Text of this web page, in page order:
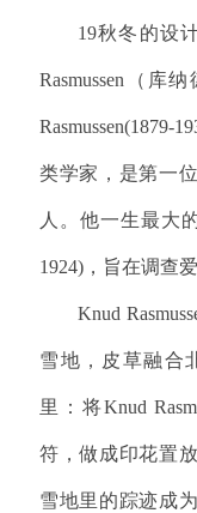
19秋冬的设
Rasmussen（库
Rasmussen(1879-
类学家，是第一
人。他一生最大
1924)，旨在调查
Knud
雪地，皮草融合
里：将Knud
符，做成印花置
雪地里的踪迹成